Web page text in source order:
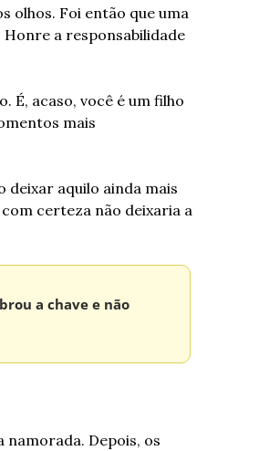
olhos. Foi então que uma
Honre a responsabilidade
É, acaso, você é um filho
mais
deixar aquilo ainda mais
certeza não deixaria a
a chave e não
namorada. Depois, os